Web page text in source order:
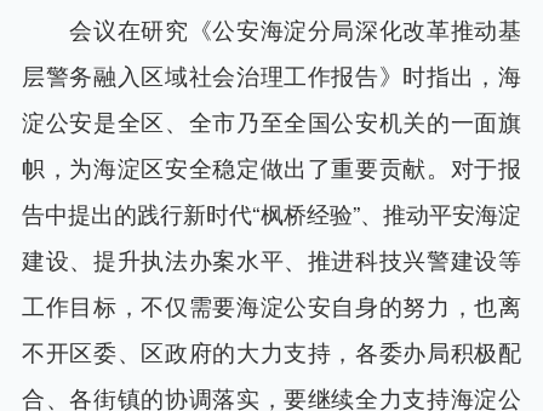
会议在研究《公安海淀分局深化改革推动基
层警务融入区域社会治理工作报告》时指出，海
淀公安是全区、全市乃至全国公安机关的一面旗
帜，为海淀区安全稳定做出了重要贡献。对于报
告中提出的践行新时代“枫桥经验”、推动平安海淀
建设、提升执法办案水平、推进科技兴警建设等
工作目标，不仅需要海淀公安自身的努力，也离
不开区委、区政府的大力支持，各委办局积极配
合、各街镇的协调落实，要继续全力支持海淀公